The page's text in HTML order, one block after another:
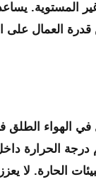
المستوية.
قدرة العمال
الهواء الطلق
الحرارة
الحارة. لا يعزز